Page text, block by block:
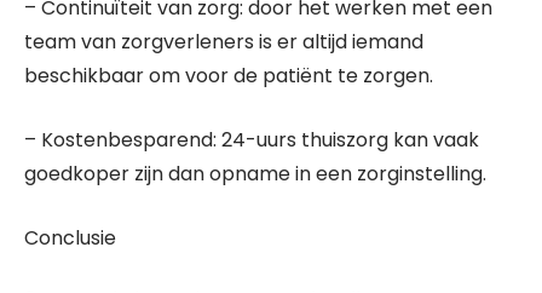
– Continuïteit van zorg: door het werken met een
team van zorgverleners is er altijd iemand
beschikbaar om voor de patiënt te zorgen.
– Kostenbesparend: 24-uurs thuiszorg kan vaak
goedkoper zijn dan opname in een zorginstelling.
Conclusie